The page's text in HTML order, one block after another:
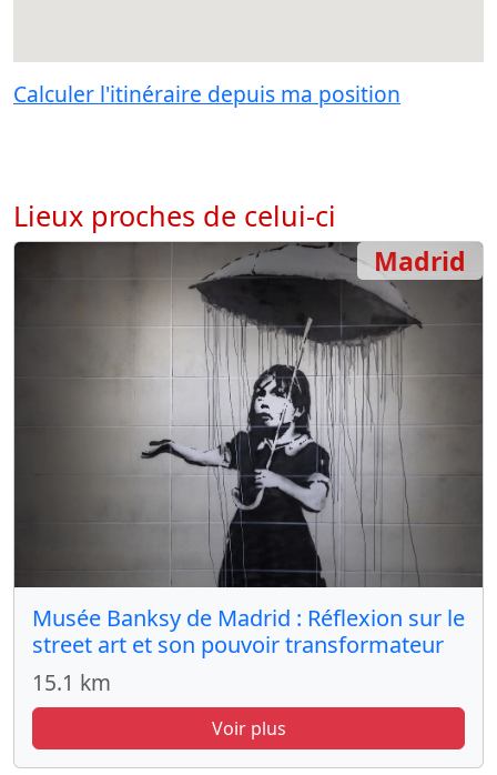
Calculer l'itinéraire depuis ma position
Lieux proches de celui-ci
Musée Banksy de Madrid : Réflexion sur le
street art et son pouvoir transformateur
15.1 km
Voir plus
Madrid